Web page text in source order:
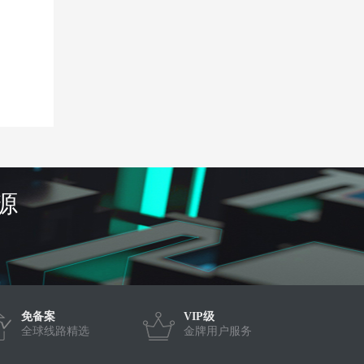
免备案
全球线路精选
VIP级
金牌用户服务